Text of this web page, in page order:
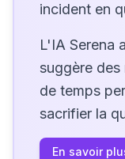
incident en
L'IA Serena
suggère
de temps
sacrifier la
En savoir